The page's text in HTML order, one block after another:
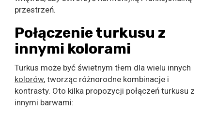
przestrzeń.
Połączenie turkusu z
innymi kolorami
Turkus może być świetnym tłem dla wielu innych
kolorów, tworząc różnorodne kombinacje i
kontrasty. Oto kilka propozycji połączeń turkusu z
innymi barwami: